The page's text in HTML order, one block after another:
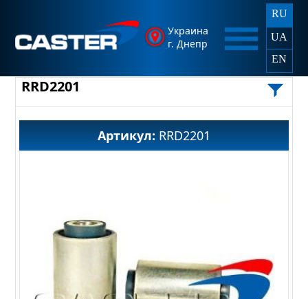
Украина
г. Днепр
RU
UA
EN
RRD2201
Артикул:RRD2201